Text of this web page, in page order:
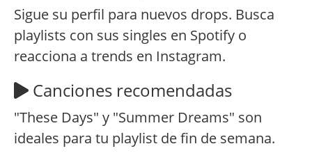
Sigue su perfil para nuevos drops. Busca
playlists con sus singles en Spotify o
reacciona a trends en Instagram.
Canciones recomendadas
"These Days" y "Summer Dreams" son
ideales para tu playlist de fin de semana.